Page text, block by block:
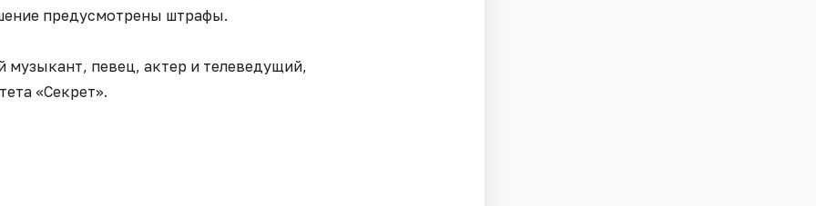
предусмотрены штрафы.
певец, актер и телеведущий,
«Секрет».